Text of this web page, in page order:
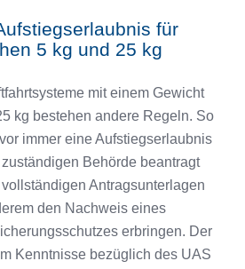
für
5 kg und 25 kg
mit einem Gewicht
kg bestehen andere Regeln. So
immer eine Aufstiegserlaubnis
Behörde beantragt
Antragsunterlagen
den Nachweis eines
erbringen. Der
Kenntnisse bezüglich des UAS